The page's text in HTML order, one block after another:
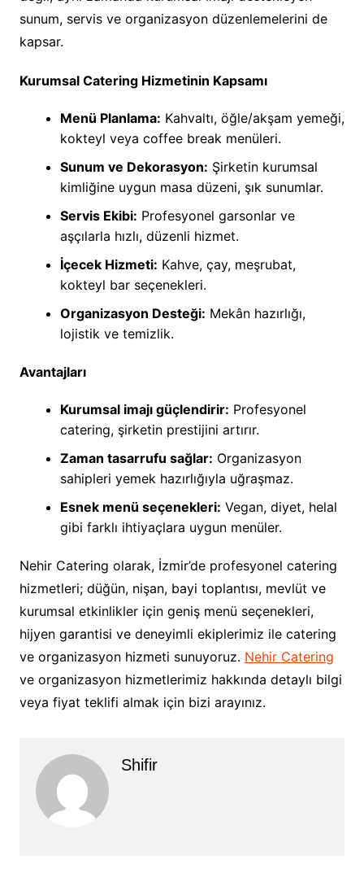
sunum, servis ve organizasyon düzenlemelerini de
kapsar.
Kurumsal Catering Hizmetinin Kapsamı
Menü Planlama: Kahvaltı, öğle/akşam yemeği,
kokteyl veya coffee break menüleri.
Sunum ve Dekorasyon: Şirketin kurumsal
kimliğine uygun masa düzeni, şık sunumlar.
Servis Ekibi: Profesyonel garsonlar ve
aşçılarla hızlı, düzenli hizmet.
İçecek Hizmeti: Kahve, çay, meşrubat,
kokteyl bar seçenekleri.
Organizasyon Desteği: Mekân hazırlığı,
lojistik ve temizlik.
Avantajları
Kurumsal imajı güçlendirir: Profesyonel
catering, şirketin prestijini artırır.
Zaman tasarrufu sağlar: Organizasyon
sahipleri yemek hazırlığıyla uğraşmaz.
Esnek menü seçenekleri: Vegan, diyet, helal
gibi farklı ihtiyaçlara uygun menüler.
Nehir Catering olarak, İzmir’de profesyonel catering
hizmetleri; düğün, nişan, bayi toplantısı, mevlüt ve
kurumsal etkinlikler için geniş menü seçenekleri,
hijyen garantisi ve deneyimli ekiplerimiz ile catering
ve organizasyon hizmeti sunuyoruz. Nehir Catering
ve organizasyon hizmetlerimiz hakkında detaylı bilgi
veya fiyat teklifi almak için bizi arayınız.
Shifir